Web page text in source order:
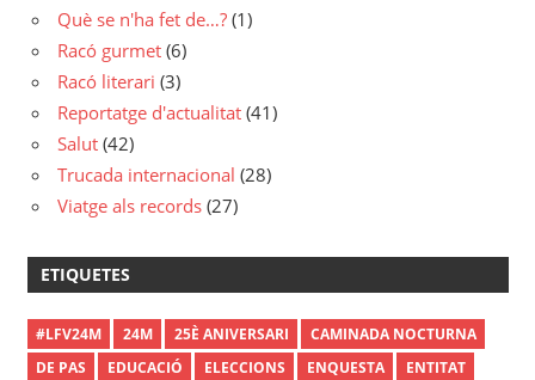
Què se n'ha fet de…? (1)
Racó gurmet (6)
Racó literari (3)
Reportatge d'actualitat (41)
Salut (42)
Trucada internacional (28)
Viatge als records (27)
ETIQUETES
#LFV24M 24M 25È ANIVERSARI
CAMINADA NOCTURNA
DE PAS
EDUCACIÓ ELECCIONS ENQUESTA
ENTITAT